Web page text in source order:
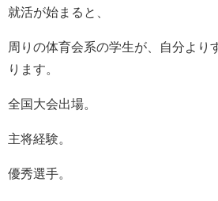
就活が始まると、
周りの体育会系の学生が、自分より
ります。
全国大会出場。
主将経験。
優秀選手。